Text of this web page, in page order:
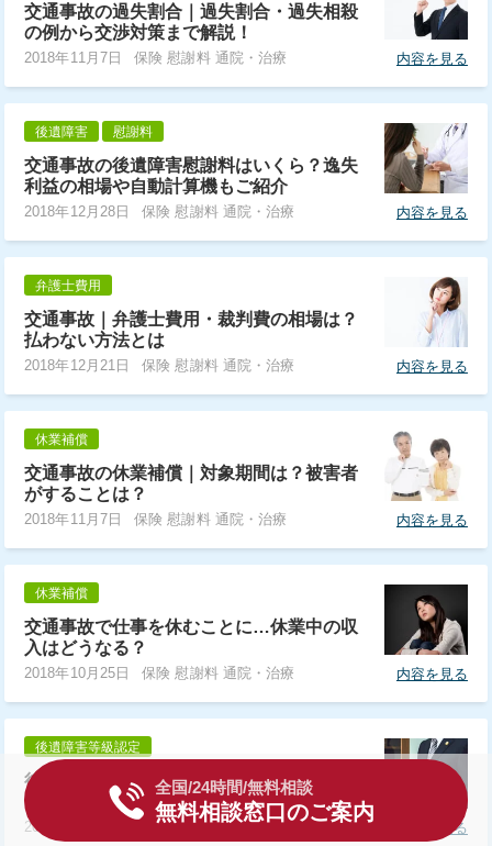
交通事故の過失割合｜過失割合・過失相殺
の例から交渉対策まで解説！
2018年11月7日 保険 慰謝料 通院・治療 内容を見る
後遺障害 慰謝料
交通事故の後遺障害慰謝料はいくら？逸失
利益の相場や自動計算機もご紹介
2018年12月28日 保険 慰謝料 通院・治療 内容を見る
弁護士費用
交通事故｜弁護士費用・裁判費の相場は？
払わない方法とは
2018年12月21日 保険 慰謝料 通院・治療 内容を見る
休業補償
交通事故の休業補償｜対象期間は？被害者
がすることは？
2018年11月7日 保険 慰謝料 通院・治療 内容を見る
休業補償
交通事故で仕事を休むことに…休業中の収
入はどうなる？
2018年10月25日 保険 慰謝料 通院・治療 内容を見る
後遺障害等級認定
後遺障害等級認定の申請準備｜事前準備が
カギ！より良い認定のための戦略とは？
2018年11月14日 保険 慰謝料 通院・治療 内容を見る
全国/24時間/無料相談
無料相談窓口のご案内